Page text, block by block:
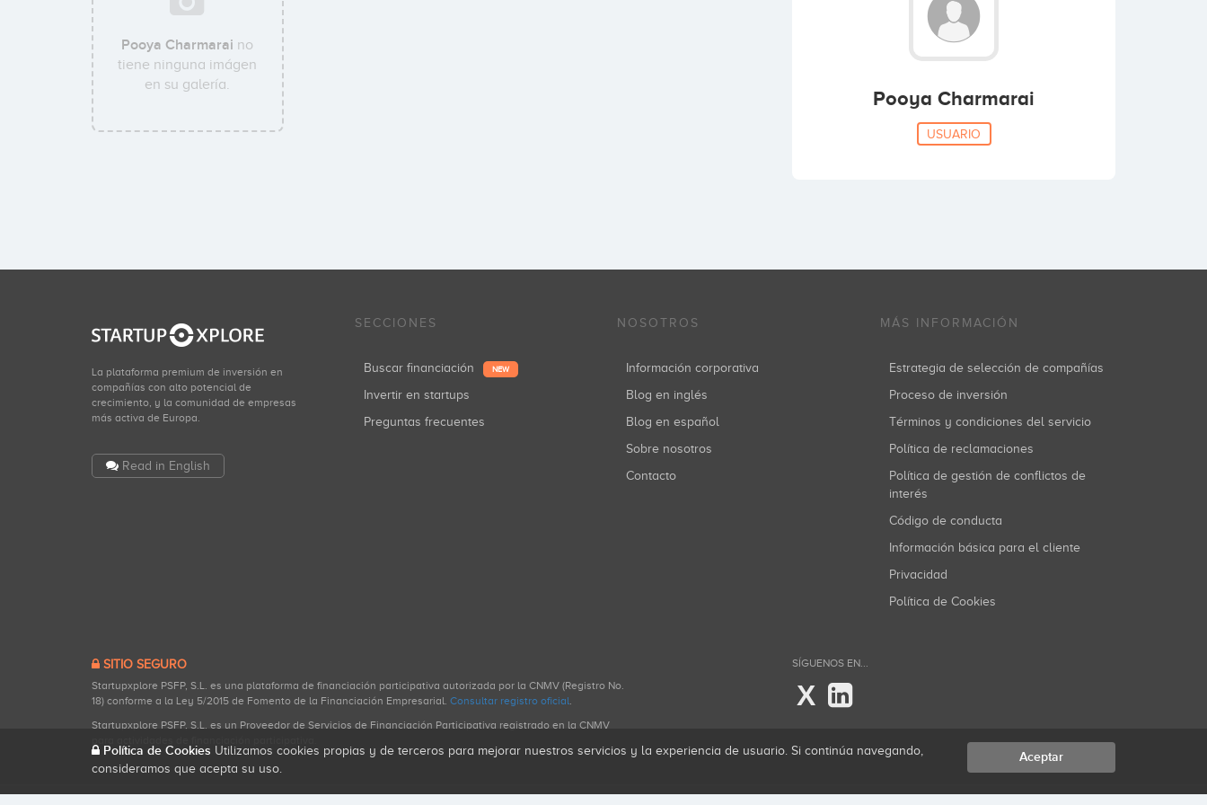
Pooya Charmarai no
tiene ninguna imágen
en su galería.
Pooya Charmarai
USUARIO
La plataforma premium de inversión en
compañías con alto potencial de
crecimiento, y la comunidad de empresas
más activa de Europa.
Read in English
SECCIONES
Buscar financiación NEW
Invertir en startups
Preguntas frecuentes
NOSOTROS
Información corporativa
Blog en inglés
Blog en español
Sobre nosotros
Contacto
MÁS INFORMACIÓN
Estrategia de selección de compañías
Proceso de inversión
Términos y condiciones del servicio
Política de reclamaciones
Política de gestión de conflictos de
interés
Código de conducta
Información básica para el cliente
Privacidad
Política de Cookies
SITIO SEGURO
Startupxplore PSFP, S.L. es una plataforma de financiación participativa autorizada por la CNMV (Registro No.
18) conforme a la Ley 5/2015 de Fomento de la Financiación Empresarial. Consultar registro oficial.
Startupxplore PSFP, S.L. es un Proveedor de Servicios de Financiación Participativa registrado en la CNMV
SÍGUENOS EN...
X
Política de Cookies Utilizamos cookies propias y de terceros para mejorar nuestros servicios y la experiencia de usuario. Si continúa navegando,
consideramos que acepta su uso.
Aceptar